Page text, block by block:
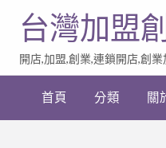
加
業
台灣加盟
開店,加盟,創業,連鎖開店,創
首頁 分類 關